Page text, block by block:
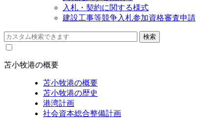
入札・契約に関する様式
建設工事等競争入札参加資格審査申請
苫小牧港の概要
苫小牧港の概要
苫小牧港の歴史
港湾計画
社会資本総合整備計画